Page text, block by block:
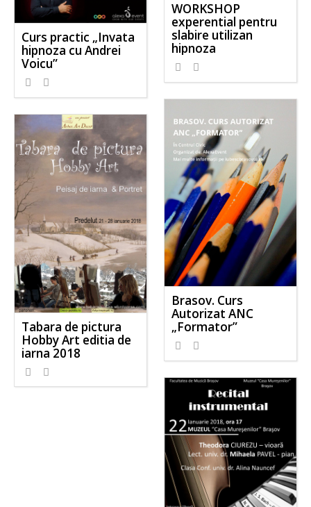
WORKSHOP
experential pentru
slabire utilizan
hipnoza
Curs practic „Invata
hipnoza cu Andrei
Voicu”
Brasov. Curs
Autorizat ANC
„Formator”
Tabara de pictura
Hobby Art editia de
iarna 2018